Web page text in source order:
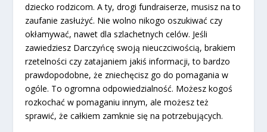
dziecko rodzicom. A ty, drogi fundraiserze, musisz na to
zaufanie zasłużyć. Nie wolno nikogo oszukiwać czy
okłamywać, nawet dla szlachetnych celów. Jeśli
zawiedziesz Darczyńcę swoją nieuczciwością, brakiem
rzetelności czy zatajaniem jakiś informacji, to bardzo
prawdopodobne, że zniechęcisz go do pomagania w
ogóle. To ogromna odpowiedzialność. Możesz kogoś
rozkochać w pomaganiu innym, ale możesz też
sprawić, że całkiem zamknie się na potrzebujących.